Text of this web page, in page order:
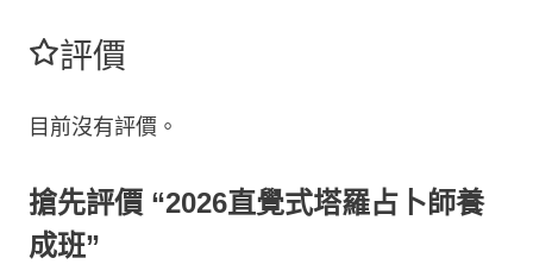
評價
目前沒有評價。
搶先評價 “2026直覺式塔羅占卜師養
成班”